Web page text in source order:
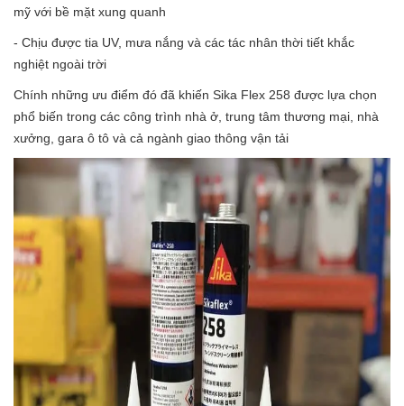
mỹ với bề mặt xung quanh
- Chịu được tia UV, mưa nắng và các tác nhân thời tiết khắc
nghiệt ngoài trời
Chính những ưu điểm đó đã khiến Sika Flex 258 được lựa chọn
phổ biến trong các công trình nhà ở, trung tâm thương mại, nhà
xưởng, gara ô tô và cả ngành giao thông vận tải